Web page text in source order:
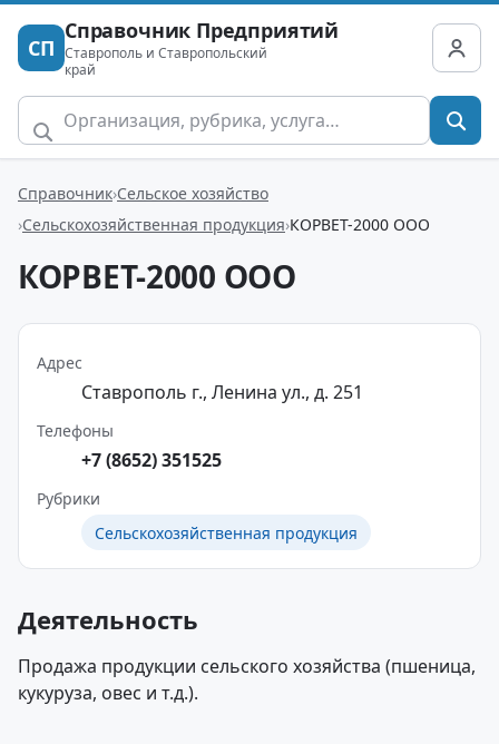
СП
Справочник Предприятий
Ставрополь и Ставропольский
край
Справочник Сельское хозяйство
Сельскохозяйственная продукция КОРВЕТ-2000 ООО
КОРВЕТ-2000 ООО
Адрес
Ставрополь г., Ленина ул., д. 251
Телефоны
+7 (8652) 351525
Рубрики
Сельскохозяйственная продукция
Деятельность
Продажа продукции сельского хозяйства (пшеница,
кукуруза, овес и т.д.).